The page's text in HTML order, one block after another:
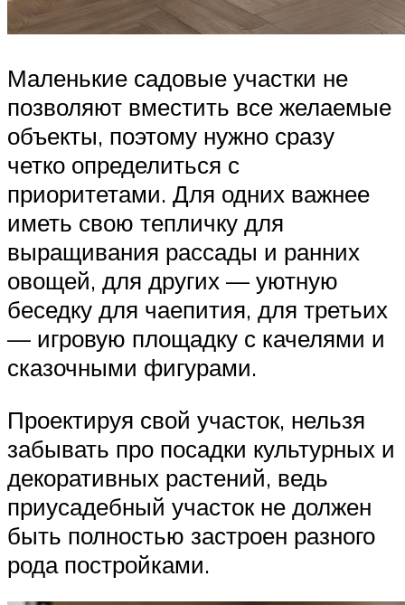
Маленькие садовые участки не
позволяют вместить все желаемые
объекты, поэтому нужно сразу
четко определиться с
приоритетами. Для одних важнее
иметь свою тепличку для
выращивания рассады и ранних
овощей, для других — уютную
беседку для чаепития, для третьих
— игровую площадку с качелями и
сказочными фигурами.
Проектируя свой участок, нельзя
забывать про посадки культурных и
декоративных растений, ведь
приусадебный участок не должен
быть полностью застроен разного
рода постройками.